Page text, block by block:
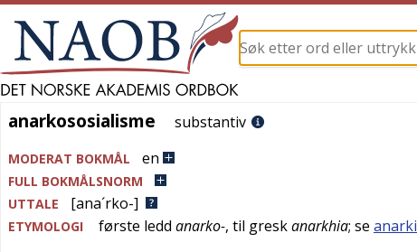
anarkososialisme
anarkososialisme substantiv
MODERAT BOKMÅL en
FULL BOKMÅLSNORM
UTTALE
[ana´rko-]
ETYMOLOGI første ledd anarko-, til greskanarkhia; se anarki